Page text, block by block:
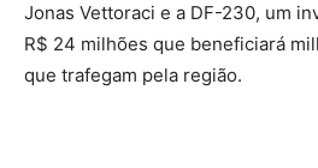
Jonas Vettoraci e a DF-230, um
R$ 24 milhões que beneficiará
que trafegam pela região.